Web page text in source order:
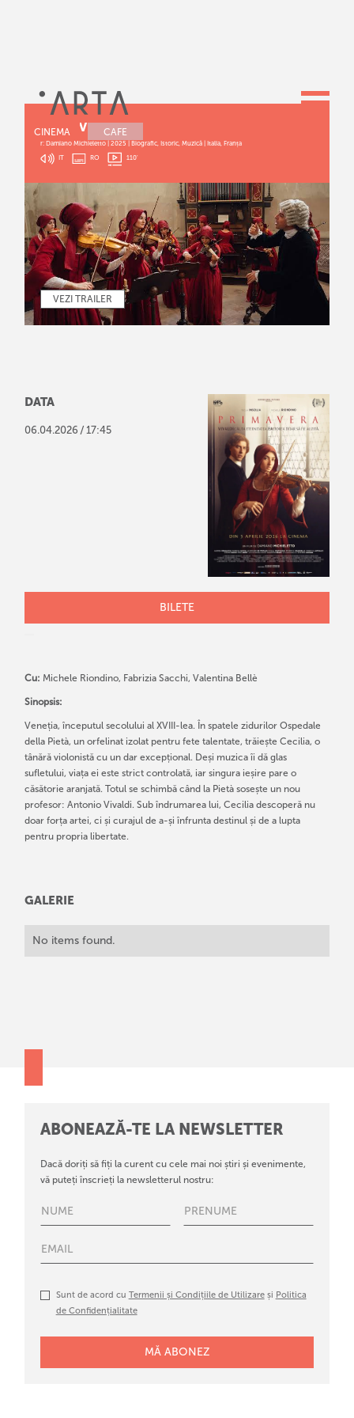
CINEMA CAFE
PRIMAVERA
r: Damiano Michieletto | 2025 | Biografic, Istoric, Muzică | Italia, Franța
IT
RO 110'
VEZI TRAILER
DATA
06.04.2026 / 17:45
BILETE
Cu: Michele Riondino, Fabrizia Sacchi, Valentina Bellè
Sinopsis:
Veneția, începutul secolului al XVIII-lea. În spatele zidurilor Ospedale
della Pietà, un orfelinat izolat pentru fete talentate, trăiește Cecilia, o
tânără violonistă cu un dar excepțional. Deși muzica îi dă glas
sufletului, viața ei este strict controlată, iar singura ieșire pare o
căsătorie aranjată. Totul se schimbă când la Pietà sosește un nou
profesor: Antonio Vivaldi. Sub îndrumarea lui, Cecilia descoperă nu
doar forța artei, ci și curajul de a-și înfrunta destinul și de a lupta
pentru propria libertate.
GALERIE
No items found.
ABONEAZĂ-TE LA NEWSLETTER
Dacă doriți să fiți la curent cu cele mai noi știri și evenimente,
vă puteți înscrieți la newsletterul nostru:
Sunt de acord cu Termenii și Condițiile de Utilizareși Politica
de Confidențialitate